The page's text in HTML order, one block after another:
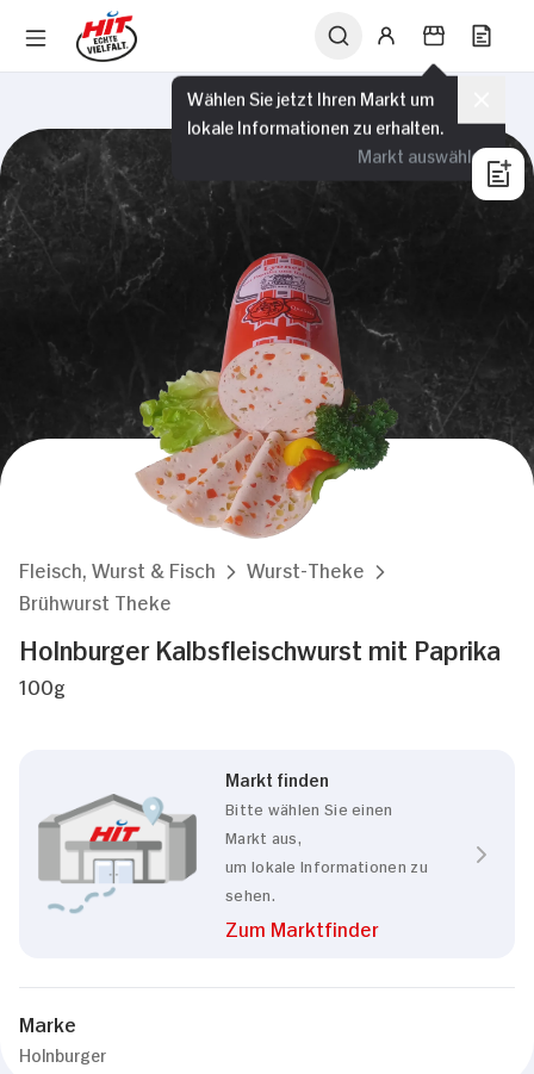
Wählen Sie jetzt Ihren Markt um
lokale Informationen zu erhalten.
Markt auswählen
Fleisch, Wurst & Fisch
Wurst-Theke
Brühwurst Theke
Holnburger Kalbsfleischwurst mit Paprika
100g
Markt finden
Bitte wählen Sie einen
Markt aus,
um lokale Informationen zu
sehen.
Zum Marktfinder
Marke
Holnburger